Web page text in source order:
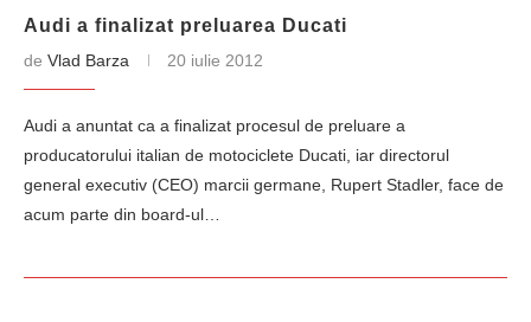
Audi a finalizat preluarea Ducati
de Vlad Barza 20 iulie 2012
Audi a anuntat ca a finalizat procesul de preluare a
producatorului italian de motociclete Ducati, iar directorul
general executiv (CEO) marcii germane, Rupert Stadler, face de
acum parte din board-ul…